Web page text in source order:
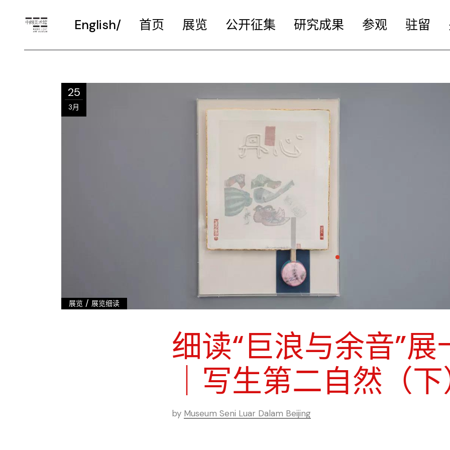
English/ 首页 展览 公开征集 研究成果 参观 驻留
25
3月
展览 / 展览细读
细读“巨浪与余音”展
｜写生第二自然（
by Museum Seni Luar Dalam Beijing